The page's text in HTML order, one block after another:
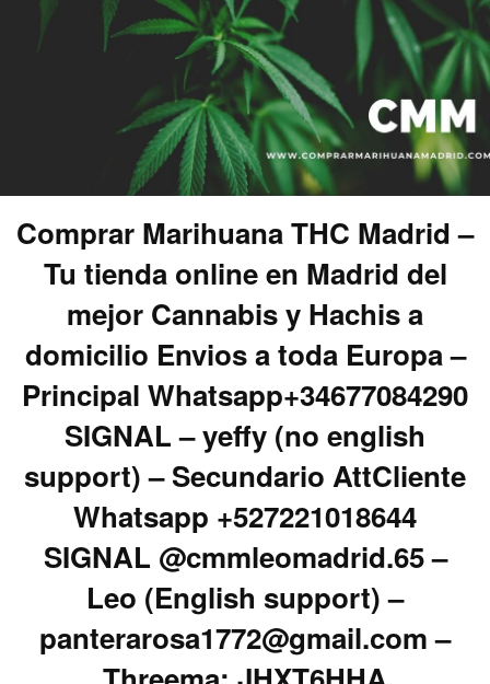
Comprar Marihuana THC Madrid –
Tu tienda online en Madrid del
mejor Cannabis y Hachis a
domicilio Envios a toda Europa –
Principal Whatsapp+34677084290
SIGNAL – yeffy (no english
support) – Secundario AttCliente
Whatsapp +527221018644
SIGNAL @cmmleomadrid.65 –
Leo (English support) –
panterarosa1772@gmail.com –